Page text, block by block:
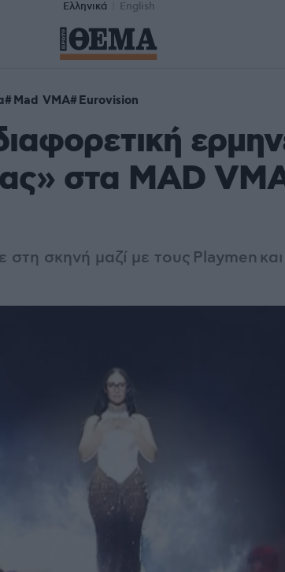
Ελληνικά English
Mad VMA Eurovision
στα MAD
στη σκηνή μαζί με τους Playmen